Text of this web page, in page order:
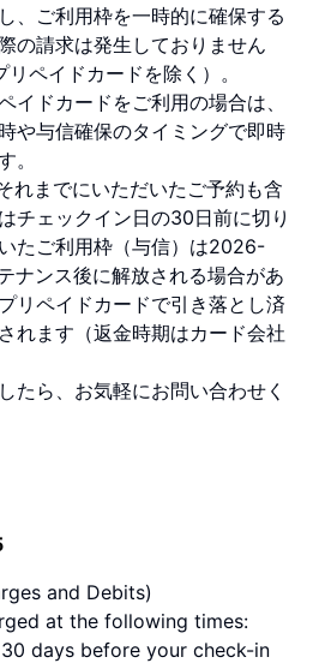
、ご利用枠を一時的に確保する
の請求は発生しておりません
リペイドカードを除く）。
イドカードをご利用の場合は、
や与信確保のタイミングで即時
。
までにいただいたご予約も含
チェックイン日の30日前に切り
たご利用枠（与信）は2026-
ナンス後に解放される場合があ
リペイドカードで引き落とし済
れます（返金時期はカード会社
たら、お気軽にお問い合わせく
and Debits)
at the following times:
days before your check-in